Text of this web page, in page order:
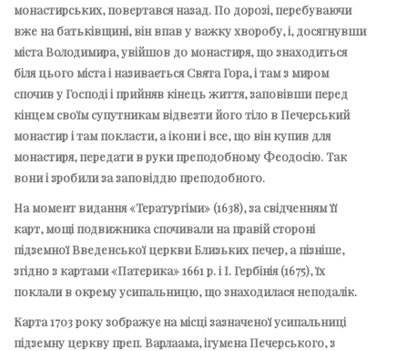
монастирських, повертався назад. По дорозі, перебуваючи
вже на батьківщині, він впав у важку хворобу, і, досягнувши
міста Володимира, увійшов до монастиря, що знаходиться
біля цього міста і називається Свята Гора, і там з миром
спочив у Господі і прийняв кінець життя, заповівши перед
кінцем своїм супутникам відвезти його тіло в Печерський
монастир і там покласти, а ікони і все, що він купив для
монастиря, передати в руки преподобному Феодосію. Так
вони і зробили за заповіддю преподобного.
На момент видання «Тератургіми» (1638), за свідченням її
карт, мощі подвижника спочивали на правій стороні
підземної Введенської церкви Близьких печер, а пізніше,
згідно з картами «Патерика» 1661 р. і І. Гербінія (1675), їх
поклали в окрему усипальницю, що знаходилася неподалік.
Карта 1703 року зображує на місці зазначеної усипальниці
підземну церкву преп. Варлаама, ігумена Печерського, з